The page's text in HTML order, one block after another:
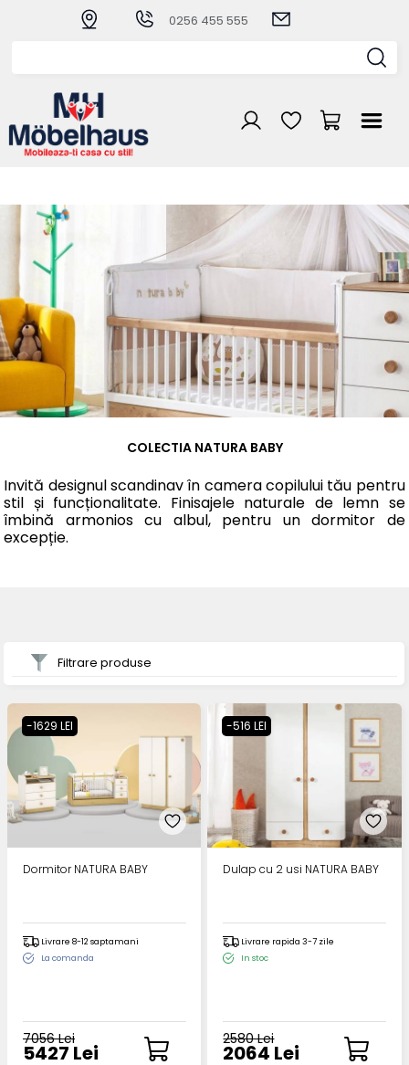
0256 455 555
COLECTIA NATURA BABY
Invită designul scandinav în camera copilului tău pentru
stil și funcționalitate. Finisajele naturale de lemn se
îmbină armonios cu albul, pentru un dormitor de
excepție.
Filtrare produse
-1629 LEI
Dormitor NATURA BABY
Livrare 8-12 saptamani
La comanda
7056 Lei
5427 Lei
-516 LEI
Dulap cu 2 usi NATURA BABY
Livrare rapida 3-7 zile
In stoc
2580 Lei
2064 Lei